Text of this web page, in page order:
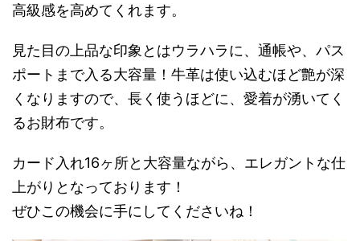
高級感を高めてくれます。
見た目の上品な印象とはウラハラに、通帳や、パス
ポートまで入る大容量！牛革は使い込むほど艶が深
くなりますので、長く使うほどに、愛着が湧いてく
るお財布です。
カード入れ16ヶ所と大容量ながら、エレガントな仕
上がりとなっております！
ぜひこの機会に手にしてくださいね！